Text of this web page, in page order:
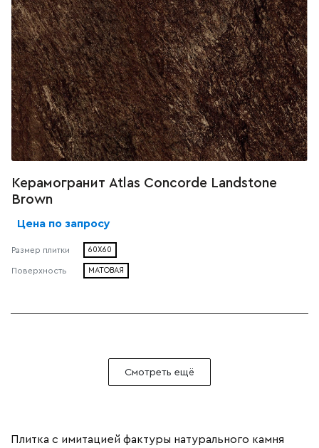
Керамогранит Atlas Concorde Landstone
Brown
Цена по запросу
Размер плитки 60X60
Поверхность МАТОВАЯ
Смотреть ещё
Плитка с имитацией фактуры натурального камня